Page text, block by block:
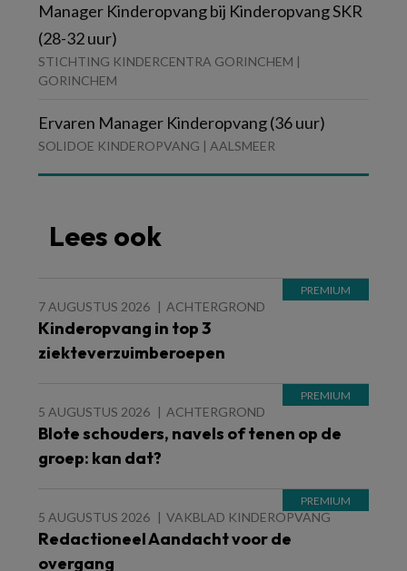
Manager Kinderopvang bij Kinderopvang SKR
(28-32 uur)
STICHTING KINDERCENTRA GORINCHEM |
GORINCHEM
Ervaren Manager Kinderopvang (36 uur)
SOLIDOE KINDEROPVANG | AALSMEER
Lees ook
7 AUGUSTUS 2026 ACHTERGROND
Kinderopvang in top 3
ziekteverzuimberoepen
5 AUGUSTUS 2026 ACHTERGROND
Blote schouders, navels of tenen op de
groep: kan dat?
5 AUGUSTUS 2026 VAKBLAD KINDEROPVANG
Redactioneel Aandacht voor de
overgang